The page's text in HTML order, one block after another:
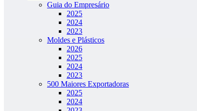
Guia do Empresário
2025
2024
2023
Moldes e Plásticos
2026
2025
2024
2023
500 Maiores Exportadoras
2025
2024